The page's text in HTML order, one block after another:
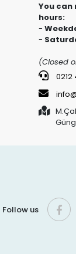
You can
hours:
-
-
(Closed
0212
Follow us